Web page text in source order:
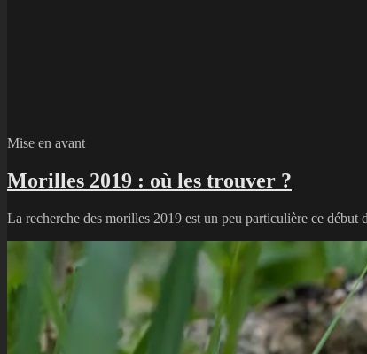
Mise en avant
Morilles 2019 : où les trouver ?
La recherche des morilles 2019 est un peu particulière ce